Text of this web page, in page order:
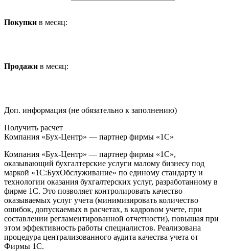
Покупки в месяц:
Продажи в месяц:
Доп. информация (не обязательно к заполнению)
Получить расчет
Компания «Бух-Центр» — партнер фирмы «1С»
Компания «Бух-Центр» — партнер фирмы «1С»,
оказывающий бухгалтерские услуги малому бизнесу под
маркой «1С:БухОбслуживание» по единому стандарту и
технологии оказания бухгалтерских услуг, разработанному в
фирме 1С. Это позволяет контролировать качество
оказываемых услуг учета (минимизировать количество
ошибок, допускаемых в расчетах, в кадровом учете, при
составлении регламентированной отчетности), повышая при
этом эффективность работы специалистов. Реализована
процедура централизованного аудита качества учета от
Фирмы 1С.